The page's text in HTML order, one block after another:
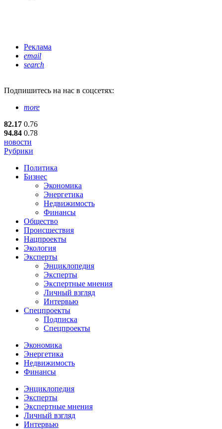
Реклама
email
search
Подпишитесь на нас в соцсетях:
more
82.17 0.76
94.84 0.78
новости
Рубрики
Политика
Бизнес
Экономика
Энергетика
Недвижимость
Финансы
Общество
Происшествия
Нацпроекты
Экология
Эксперты
Энциклопедия
Эксперты
Экспертные мнения
Личный взгляд
Интервью
Спецпроекты
Подписка
Спецпроекты
Экономика
Энергетика
Недвижимость
Финансы
Энциклопедия
Эксперты
Экспертные мнения
Личный взгляд
Интервью